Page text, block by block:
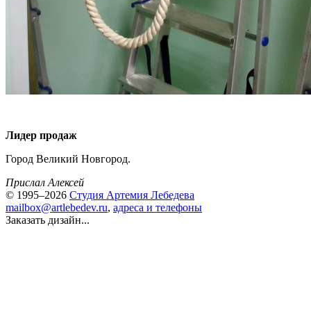
Лидер продаж
Город Великий Новгород.
Прислал Алексей
© 1995–2026 Студия Артемия Лебедева
mailbox@artlebedev.ru, адреса и телефоны
Заказать дизайн...